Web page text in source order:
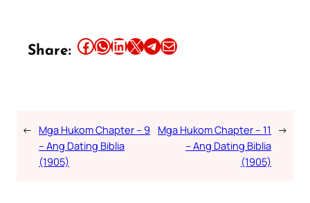
Share: Share this article on Facebook Share this article on WhatsApp Share this article on LinkedIn Share this article on X Share this article on TelegramEmail this Article
← Mga Hukom Chapter – 9
– Ang Dating Biblia
(1905)
Mga Hukom Chapter – 11
– Ang Dating Biblia
(1905)
→